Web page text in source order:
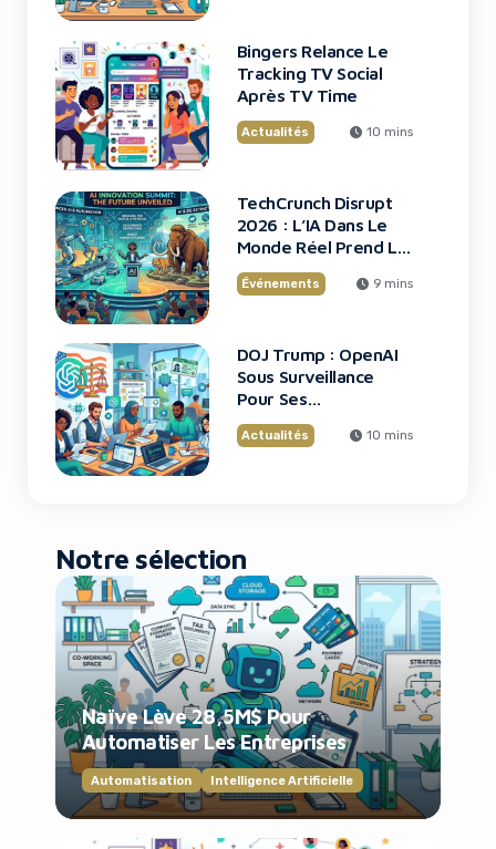
Bingers Relance Le
Tracking TV Social
Après TV Time
Actualités 10 mins
TechCrunch Disrupt
2026 : L’IA Dans Le
Monde Réel Prend La
Scène
Événements 9 mins
DOJ Trump : OpenAI
Sous Surveillance
Pour Ses
Recrutements
Actualités 10 mins
Notre sélection
Naïve Lève 28,5M$ Pour
Automatiser Les Entreprises
Automatisation Intelligence Artificielle